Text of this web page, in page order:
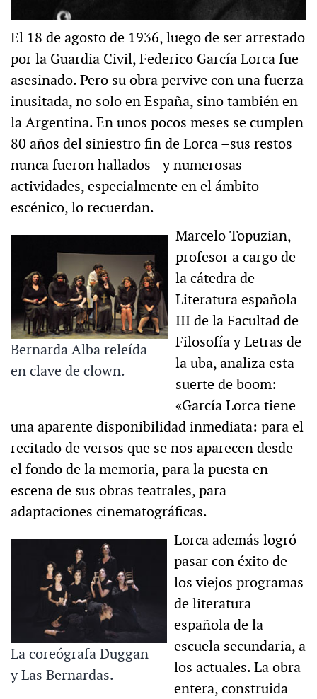
El 18 de agosto de 1936, luego de ser arrestado
por la Guardia Civil, Federico García Lorca fue
asesinado. Pero su obra pervive con una fuerza
inusitada, no solo en España, sino también en
la Argentina. En unos pocos meses se cumplen
80 años del siniestro fin de Lorca –sus restos
nunca fueron hallados– y numerosas
actividades, especialmente en el ámbito
escénico, lo recuerdan.
Bernarda Alba releída
en clave de clown.
Marcelo Topuzian,
profesor a cargo de
la cátedra de
Literatura española
III de la Facultad de
Filosofía y Letras de
la uba, analiza esta
suerte de boom:
«García Lorca tiene
una aparente disponibilidad inmediata: para el
recitado de versos que se nos aparecen desde
el fondo de la memoria, para la puesta en
escena de sus obras teatrales, para
adaptaciones cinematográficas.
La coreógrafa Duggan
y Las Bernardas.
Lorca además logró
pasar con éxito de
los viejos programas
de literatura
española de la
escuela secundaria, a
los actuales. La obra
entera, construida